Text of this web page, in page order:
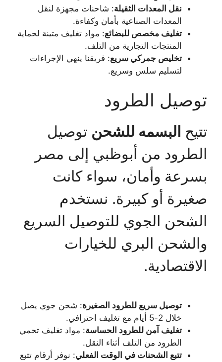
نقل المعدات الثقيلة: شاحنات مجهزة لنقل
المعدات الصناعية بأمان وكفاءة.
تغليف مخصص للبضائع: مواد تغليف متينة لحماية
المنتجات التجارية من التلف.
تخليص جمركي سريع: فريقنا ينهي الإجراءات
لتسليم سلس وسريع.
توصيل الطرود
تتيح البسمه للشحن توصيل
الطرود من أبوظبي إلى مصر
بسرعة وأمان، سواء كانت
صغيرة أو كبيرة. نستخدم
الشحن الجوي للتوصيل السريع
والشحن البري للخيارات
الاقتصادية.
توصيل سريع للطرود الصغيرة: شحن جوي يصل
خلال 2-5 أيام مع تغليف احترافي.
تغليف آمن للطرود الحساسة: مواد تغليف تحمي
الطرود من التلف أثناء النقل.
تتبع الشحنات في الوقت الفعلي: نوفر أرقام تتبع